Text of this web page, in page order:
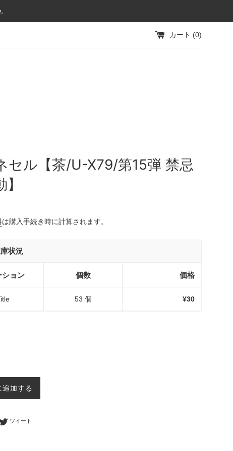
カート (0)
セル【茶/U-X79/第15弾 禁忌
は購入手続き時に計算されます。
状況
ション 個数 価格
53 個 ¥30
追加する
でシェアする
ツイート